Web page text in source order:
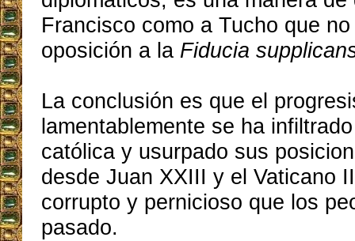
Francisco como a Tucho que
oposición a la Fiducia
La conclusión es que el
lamentablemente se ha
católica y usurpado sus
desde Juan XXIII y el Vaticano
corrupto y pernicioso que los
pasado.